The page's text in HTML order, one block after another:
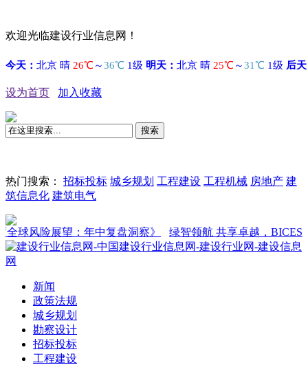
欢迎光临建设行业信息网！
设为首页 加入收藏
搜索
热门搜索： 招标投标 城乡规划 工程建设 工程机械 房地产 建
筑信息化 建筑电气
险展望：年中复盘洞察》 绿智领航 共享卓越，BICES 2027新
新闻
政策法规
城乡规划
勘察设计
招标投标
工程建设